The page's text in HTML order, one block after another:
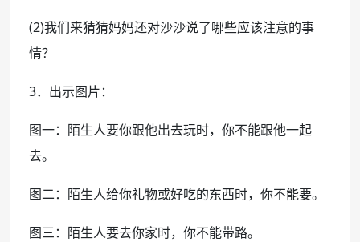
(2)我们来猜猜妈妈还对沙沙说了哪些应该注意的事
情？
3．出示图片：
图一：陌生人要你跟他出去玩时，你不能跟他一起
去。
图二：陌生人给你礼物或好吃的东西时，你不能要。
图三：陌生人要去你家时，你不能带路。